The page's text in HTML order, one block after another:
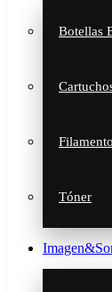
Botellas
Tóner